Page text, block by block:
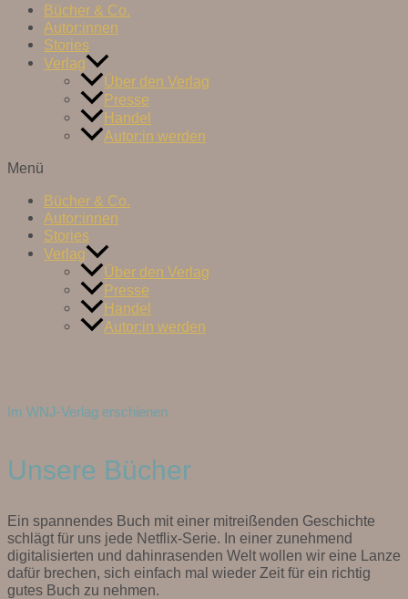
Bücher & Co.
Autor:innen
Stories
Verlag
Über den Verlag
Presse
Handel
Autor:in werden
Menü
Bücher & Co.
Autor:innen
Stories
Verlag
Über den Verlag
Presse
Handel
Autor:in werden
Im WNJ-Verlag erschienen
Unsere Bücher
Ein spannendes Buch mit einer mitreißenden Geschichte
schlägt für uns jede Netflix-Serie. In einer zunehmend
digitalisierten und dahinrasenden Welt wollen wir eine Lanze
dafür brechen, sich einfach mal wieder Zeit für ein richtig
gutes Buch zu nehmen.